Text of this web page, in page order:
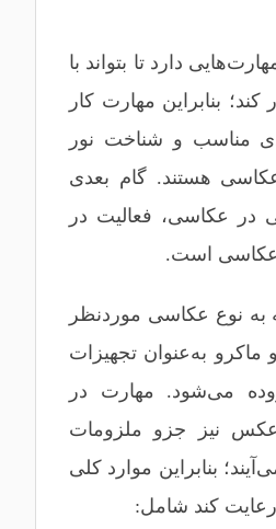
دارد تا بتواند با
بنابراین مهارت کار
مناسب و شناخت نور
هستند. گام بعدی
عکاسی، فعالیت در
عکاسی است.
به نوع عکاسی موردنظر
و ماکرو به‌عنوان تجهیزات
می‌شود. مهارت در
نیز جزو ملزومات
بنابراین موارد کلی
کند شامل: